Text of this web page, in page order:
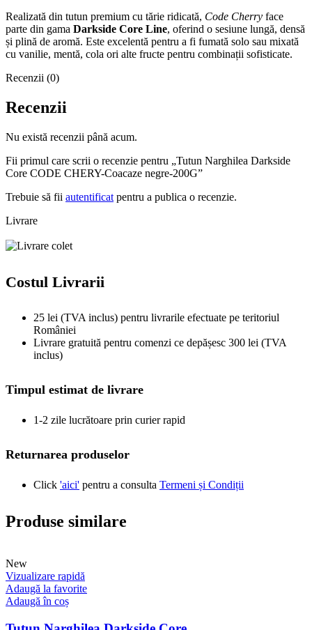
Realizată din tutun premium cu tărie ridicată, Code Cherry face
parte din gama Darkside Core Line, oferind o sesiune lungă, densă
și plină de aromă. Este excelentă pentru a fi fumată solo sau mixată
cu vanilie, mentă, cola ori alte fructe pentru combinații sofisticate.
Recenzii (0)
Recenzii
Nu există recenzii până acum.
Fii primul care scrii o recenzie pentru „Tutun Narghilea Darkside
Core CODE CHERY-Coacaze negre-200G”
Trebuie să fii autentificat pentru a publica o recenzie.
Livrare
Costul Livrarii
25 lei (TVA inclus) pentru livrarile efectuate pe teritoriul
României
Livrare gratuită pentru comenzi ce depășesc 300 lei (TVA
inclus)
Timpul estimat de livrare
1-2 zile lucrătoare prin curier rapid
Returnarea produselor
Click 'aici' pentru a consulta Termeni și Condiții
Produse similare
New
Vizualizare rapidă
Adaugă la favorite
Adaugă în coș